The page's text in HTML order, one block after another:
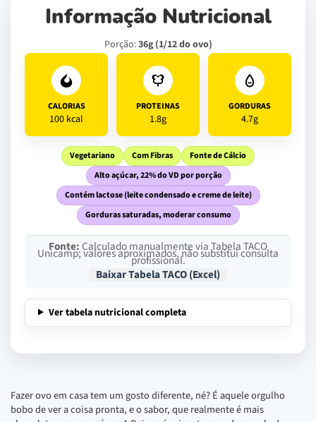
Informação Nutricional
Porção:36g (1/12 do ovo)
CALORIAS
100 kcal
PROTEINAS
1.8g
GORDURAS
4.7g
Vegetariano Com Fibras
Fonte de Cálcio
Alto açúcar, 22% do VD por porção
Contém lactose (leite condensado e creme de leite)
Gorduras saturadas, moderar consumo
Fonte:Calculado manualmente via Tabela TACO
Unicamp; valores aproximados, não substitui consulta
profissional.
Baixar Tabela TACO (Excel)
Ver tabela nutricional completa
Fazer ovo em casa tem um gosto diferente, né? É aquele orgulho
bobo de ver a coisa pronta, e o sabor, que realmente é mais